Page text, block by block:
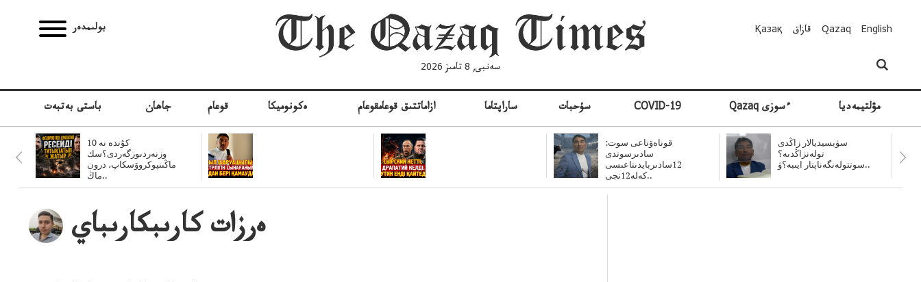
بولىمدەر
سەنبى, 8 تامىز 2026
Қазақ قازاق Qazaq English
باستى بەتبەت جاھان قوعام ەكونوميكا ازاماتتىق قوعامقوعام ساراپتاما سۇحبات COVID-19 Qazaq ءسوزى مۋلتيمەديا
10 كۇندە نە
وزنەردىوزگەردى؟سك
ماڭىنپوكروۆسكاپ، درون
ماڭ..
قوناەۆتاعى سوت:
سادىرسوتدى
12سادىربايدىتاعىسى
كەلە12نجى..
سۋبسيديالار زاڭدى
تولەنزاڭدىە؟
سوتتولەنگەناپتار ايىبە؟ۋ..
ەرزات كارىبكارىباي